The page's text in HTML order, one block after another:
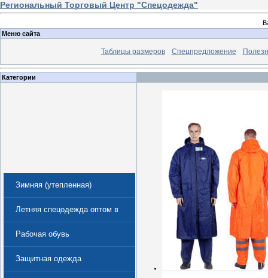
Региональный Торговый Центр "Спецодежда"
Меню сайта
Таблицы размеров Спецпредложение
Категории
Зимняя (утепленная)
спецодежда
Летняя спецодежда оптом в
Екатеринбурге
Рабочая обувь
Защитная одежда